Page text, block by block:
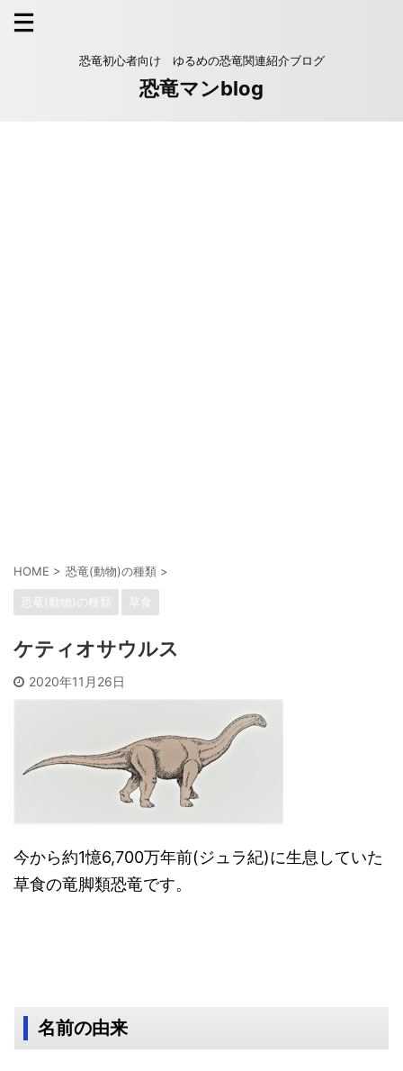
恐竜初心者向け ゆるめの恐竜関連紹介ブログ
恐竜マンblog
HOME > 恐竜(動物)の種類 >
恐竜(動物)の種類 草食
ケティオサウルス
2020年11月26日
今から約1憶6,700万年前(ジュラ紀)に生息していた
草食の竜脚類恐竜です。
名前の由来